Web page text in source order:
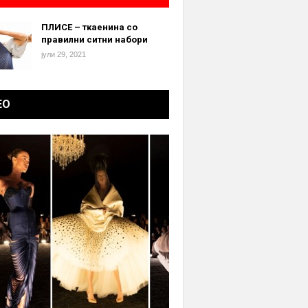
ПЛИСЕ – ткаенина со
правилни ситни набори
јули 29, 2021